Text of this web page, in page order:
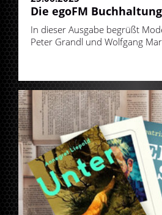
Die egoFM
In dieser Ausgabe begrüßt
Peter Grandl und Wolfgang